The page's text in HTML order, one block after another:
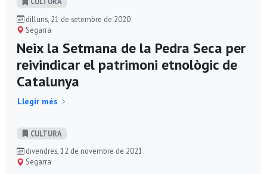
dilluns, 21 de setembre de 2020
Segarra
Neix la Setmana de la Pedra Seca per
reivindicar el patrimoni etnològic de
Catalunya
Llegir més
CULTURA
divendres, 12 de novembre de 2021
Segarra